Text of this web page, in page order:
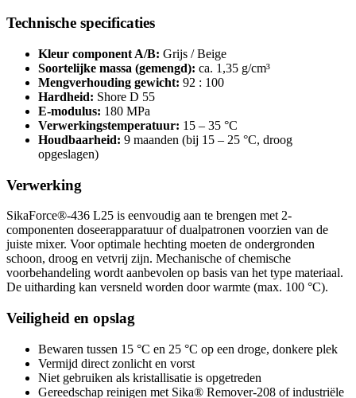
Technische specificaties
Kleur component A/B: Grijs / Beige
Soortelijke massa (gemengd): ca. 1,35 g/cm³
Mengverhouding gewicht: 92 : 100
Hardheid: Shore D 55
E-modulus: 180 MPa
Verwerkingstemperatuur: 15 – 35 °C
Houdbaarheid: 9 maanden (bij 15 – 25 °C, droog
opgeslagen)
Verwerking
SikaForce®-436 L25 is eenvoudig aan te brengen met 2-
componenten doseerapparatuur of dualpatronen voorzien van de
juiste mixer. Voor optimale hechting moeten de ondergronden
schoon, droog en vetvrij zijn. Mechanische of chemische
voorbehandeling wordt aanbevolen op basis van het type materiaal.
De uitharding kan versneld worden door warmte (max. 100 °C).
Veiligheid en opslag
Bewaren tussen 15 °C en 25 °C op een droge, donkere plek
Vermijd direct zonlicht en vorst
Niet gebruiken als kristallisatie is opgetreden
Gereedschap reinigen met Sika® Remover-208 of industriële